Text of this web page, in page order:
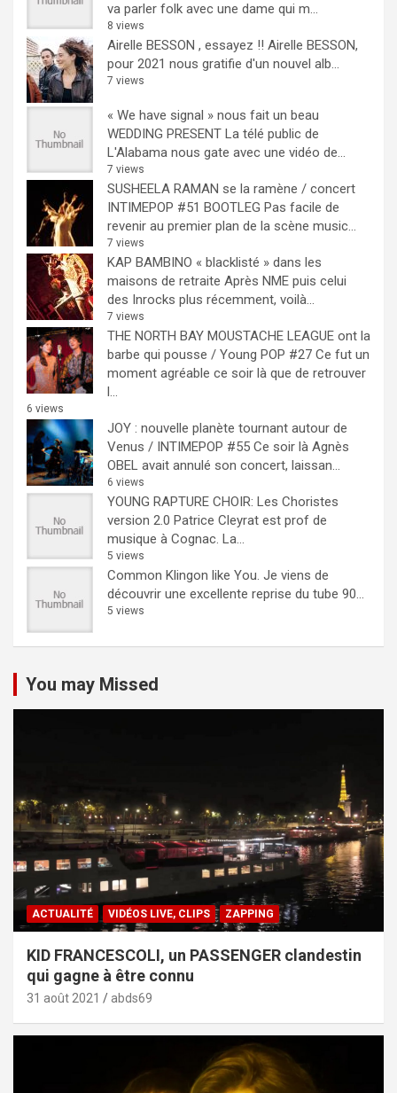
va parler folk avec une dame qui m...
8 views
Airelle BESSON , essayez !! Airelle BESSON,
pour 2021 nous gratifie d'un nouvel alb...
7 views
« We have signal » nous fait un beau
WEDDING PRESENT La télé public de
L'Alabama nous gate avec une vidéo de...
7 views
SUSHEELA RAMAN se la ramène / concert
INTIMEPOP #51 BOOTLEG Pas facile de
revenir au premier plan de la scène music...
7 views
KAP BAMBINO « blacklisté » dans les
maisons de retraite Après NME puis celui
des Inrocks plus récemment, voilà...
7 views
THE NORTH BAY MOUSTACHE LEAGUE ont la
barbe qui pousse / Young POP #27 Ce fut un
moment agréable ce soir là que de retrouver
l...
6 views
JOY : nouvelle planète tournant autour de
Venus / INTIMEPOP #55 Ce soir là Agnès
OBEL avait annulé son concert, laissan...
6 views
YOUNG RAPTURE CHOIR: Les Choristes
version 2.0 Patrice Cleyrat est prof de
musique à Cognac. La...
5 views
Common Klingon like You. Je viens de
découvrir une excellente reprise du tube 90...
5 views
You may Missed
ACTUALITÉ VIDÉOS LIVE, CLIPS ZAPPING
KID FRANCESCOLI, un PASSENGER clandestin
qui gagne à être connu
31 août 2021 abds69